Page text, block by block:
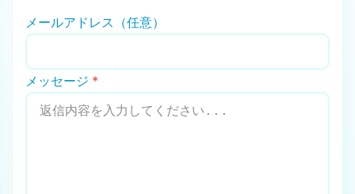
メールアドレス（任意）
メッセージ *